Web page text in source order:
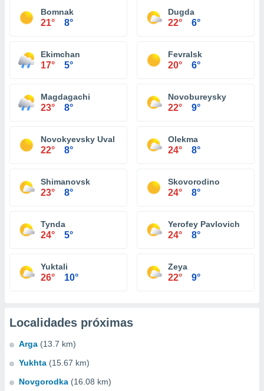
Bomnak
21° 8°
Dugda
22° 6°
Ekimchan
17° 5°
Fevralsk
20° 6°
Magdagachi
23° 8°
Novobureysky
22° 9°
Novokyevsky Uval
22° 8°
Olekma
24° 8°
Shimanovsk
23° 8°
Skovorodino
24° 8°
Tynda
24° 5°
Yerofey Pavlovich
24° 8°
Yuktali
26° 10°
Zeya
22° 9°
Localidades próximas
Arga (13.7 km)
Yukhta (15.67 km)
Novgorodka (16.08 km)